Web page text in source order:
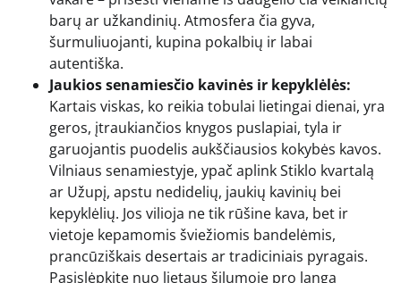
barų ar užkandinių. Atmosfera čia gyva,
šurmuliuojanti, kupina pokalbių ir labai
autentiška.
Jaukios senamiesčio kavinės ir kepyklėlės:
Kartais viskas, ko reikia tobulai lietingai dienai, yra
geros, įtraukiančios knygos puslapiai, tyla ir
garuojantis puodelis aukščiausios kokybės kavos.
Vilniaus senamiestyje, ypač aplink Stiklo kvartalą
ar Užupį, apstu nedidelių, jaukių kavinių bei
kepyklėlių. Jos vilioja ne tik rūšine kava, bet ir
vietoje kepamomis šviežiomis bandelėmis,
prancūziškais desertais ar tradiciniais pyragais.
Pasislėpkite nuo lietaus šilumoje pro langą